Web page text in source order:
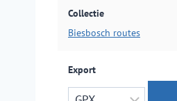
Collectie
Biesbosch routes
Export